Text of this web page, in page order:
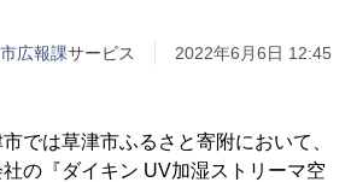
広報課サービス 2022年6月6日 12:45
では草津市ふるさと寄附において、
の『ダイキン UV加湿ストリーマ空